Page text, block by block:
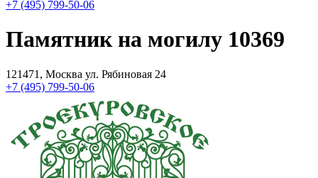
+7 (495) 799-50-06
Памятник на могилу 10369
121471, Москва ул. Рябиновая 24
+7 (495) 799-50-06